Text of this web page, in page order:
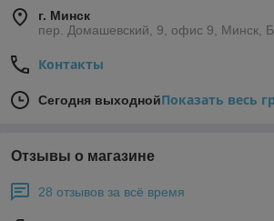
г. Минск
пер. Домашевский, 9, офис 9, Минск,
Контакты
Сегодня выходнойПоказать весь
Отзывы о магазине
28 отзывов за всё время